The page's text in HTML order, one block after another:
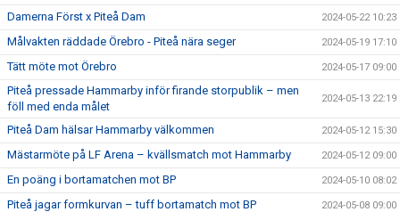
Damerna Först x Piteå Dam 2024-05-22 10:23
Målvakten räddade Örebro - Piteå nära seger 2024-05-19 17:10
Tätt möte mot Örebro 2024-05-17 09:00
Piteå pressade Hammarby inför firande storpublik – men
föll med enda målet
2024-05-13 22:19
Piteå Dam hälsar Hammarby välkommen 2024-05-12 15:30
Mästarmöte på LF Arena – kvällsmatch mot Hammarby 2024-05-12 09:00
En poäng i bortamatchen mot BP 2024-05-10 08:02
Piteå jagar formkurvan – tuff bortamatch mot BP 2024-05-08 09:00